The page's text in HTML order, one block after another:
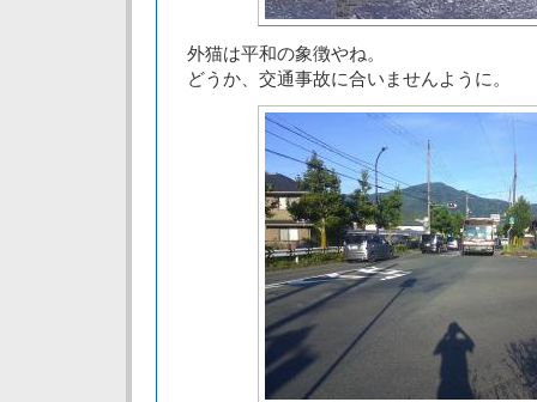
外猫は平和の象徴やね。
どうか、交通事故に合いませんように。